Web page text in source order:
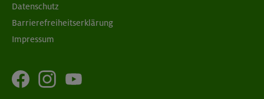
Datenschutz
Barrierefreiheitserklärung
Impressum